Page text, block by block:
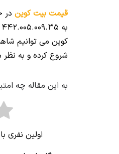
قیمت بیت کوین
کوین می توانیم
شروع کرده و به نظر
به این مقاله چه
اولین نفری